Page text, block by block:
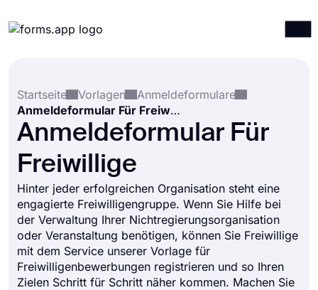
Integrationen
Vorlagen
Ressourcen
Startseite
Vorlagen
Anmeldeformulare
Anmeldeformular Für Freiwillige
Anmeldeformular Für
Freiwillige
Hinter jeder erfolgreichen Organisation steht eine
engagierte Freiwilligengruppe. Wenn Sie Hilfe bei
der Verwaltung Ihrer Nichtregierungsorganisation
oder Veranstaltung benötigen, können Sie Freiwillige
mit dem Service unserer Vorlage für
Freiwilligenbewerbungen registrieren und so Ihren
Zielen Schritt für Schritt näher kommen. Machen Sie